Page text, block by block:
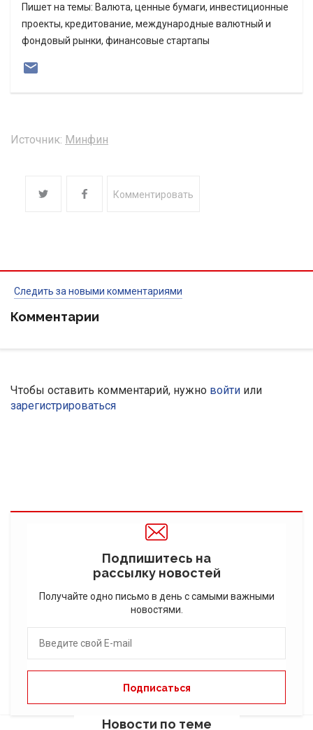
Пишет на темы: Валюта, ценные бумаги, инвестиционные
проекты, кредитование, международные валютный и
фондовый рынки, финансовые стартапы
Источник: Минфин
Комментировать
Следить за новыми комментариями
Комментарии
Чтобы оставить комментарий, нужно войти или
зарегистрироваться
Подпишитесь на
рассылку новостей
Получайте одно письмо в день с самыми важными
новостями.
Новости по теме